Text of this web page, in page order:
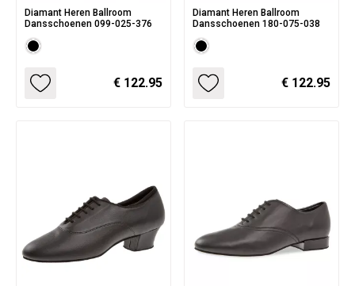
Diamant Heren Ballroom
Dansschoenen 099-025-376
€ 122.95
Diamant Heren Ballroom
Dansschoenen 180-075-038
€ 122.95